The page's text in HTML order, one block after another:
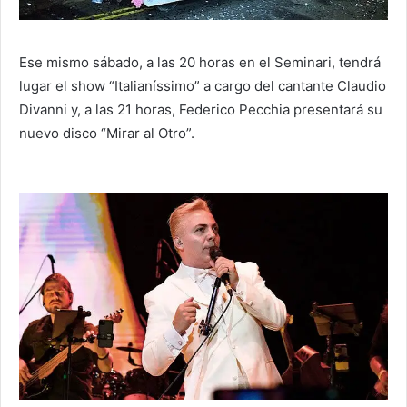
Ese mismo sábado, a las 20 horas en el Seminari, tendrá
lugar el show “Italianíssimo” a cargo del cantante Claudio
Divanni y, a las 21 horas, Federico Pecchia presentará su
nuevo disco “Mirar al Otro”.